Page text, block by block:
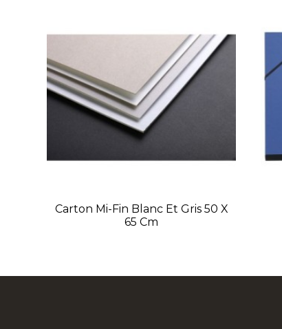
Carton Mi-Fin Blanc Et Gris 50 X
65 Cm